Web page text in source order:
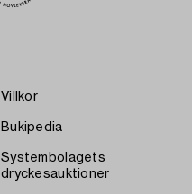
Villkor
Bukipedia
Systembolagets
dryckesauktioner